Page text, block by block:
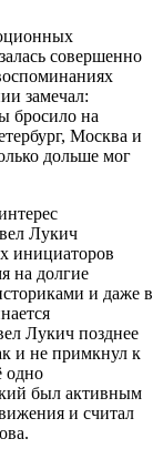
совершенно
замечал:
бросило на
Москва и
дольше мог
Лукич
инициаторов
на долгие
и даже в
Лукич позднее
и не примкнул к
одно
был активным
и считал